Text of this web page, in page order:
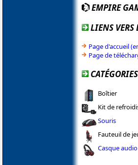
EMPIRE
LIENS
Page d'accueil
Page de
Boîtier
Kit de
Souris
Fauteuil de
Casque audio